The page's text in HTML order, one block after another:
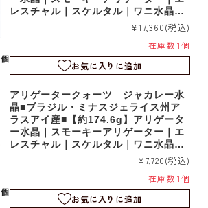
レスチャル｜スケルタル｜ワニ水晶｜r
¥17,360(税込)
在庫数 1個
お気に入りに追加
個
アリゲータークォーツ ジャカレー水
晶■ブラジル・ミナスジェライス州ア
ラスアイ産■【約174.6g】アリゲータ
ー水晶｜スモーキーアリゲーター｜エ
レスチャル｜スケルタル｜ワニ水晶｜r
¥7,720(税込)
在庫数 1個
お気に入りに追加
個